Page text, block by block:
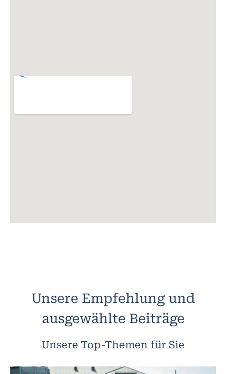
Unsere Empfehlung und
ausgewählte Beiträge
Unsere Top-Themen für Sie